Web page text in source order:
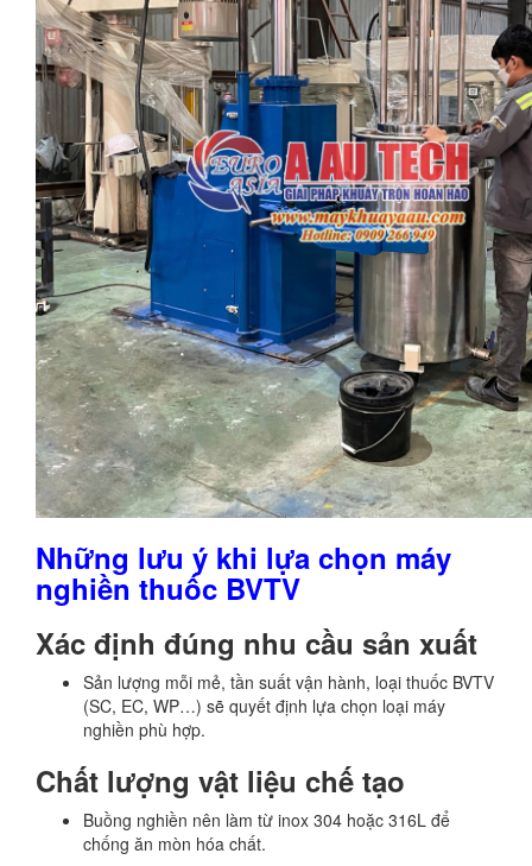
Những lưu ý khi lựa chọn máy
nghiền thuốc BVTV
Xác định đúng nhu cầu sản xuất
Sản lượng mỗi mẻ, tần suất vận hành, loại thuốc BVTV
(SC, EC, WP…) sẽ quyết định lựa chọn loại máy
nghiền phù hợp.
Chất lượng vật liệu chế tạo
Buồng nghiền nên làm từ inox 304 hoặc 316L để
chống ăn mòn hóa chất.